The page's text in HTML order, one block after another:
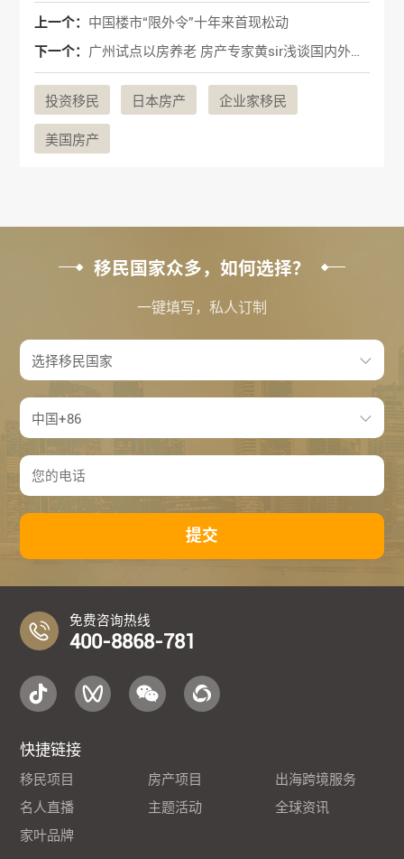
上一个： 中国楼市“限外令”十年来首现松动
下一个：
广州试点以房养老 房产专家黄sir浅谈国内外经验
投资移民 日本房产 企业家移民
美国房产
移民国家众多，如何选择？
一键填写，私人订制
提交
免费咨询热线
400-8868-781
快捷链接
移民项目 房产项目
出海跨境服务
名人直播
主题活动
全球资讯
家叶品牌